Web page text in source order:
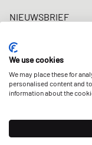
NIEUWSBRIEF
Raffles & New Arrivals.
E-mailadres
ONZE WINKELS
We use cookies
We may place these for
personalised content and
information about the